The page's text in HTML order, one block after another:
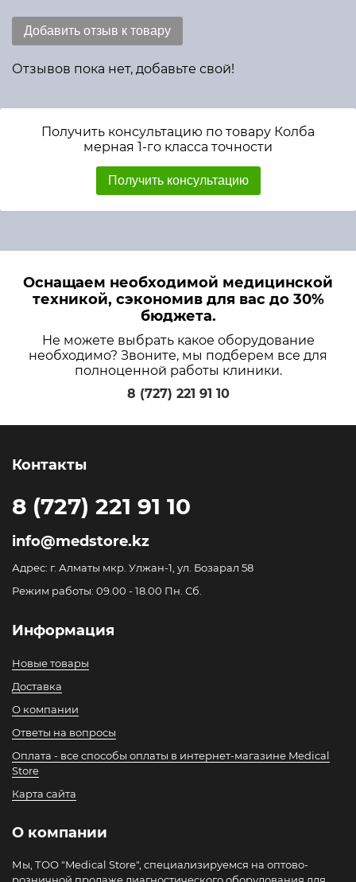
Добавить отзыв к товару
Отзывов пока нет, добавьте свой!
Получить консультацию по товару Колба
мерная 1-го класса точности
Получить консультацию
Оснащаем необходимой медицинской
техникой, сэкономив для вас до 30%
бюджета.
Не можете выбрать какое оборудование
необходимо? Звоните, мы подберем все для
полноценной работы клиники.
8 (727) 221 91 10
Контакты
8 (727) 221 91 10
info@medstore.kz
Адрес: г. Алматы мкр. Улжан-1, ул. Бозарал 58
Режим работы: 09.00 - 18.00 Пн. Сб.
Информация
Новые товары
Доставка
О компании
Ответы на вопросы
Оплата - все способы оплаты в интернет-магазине Medical
Store
Карта сайта
О компании
Мы, ТОО "Medical Store", специализируемся на оптово-